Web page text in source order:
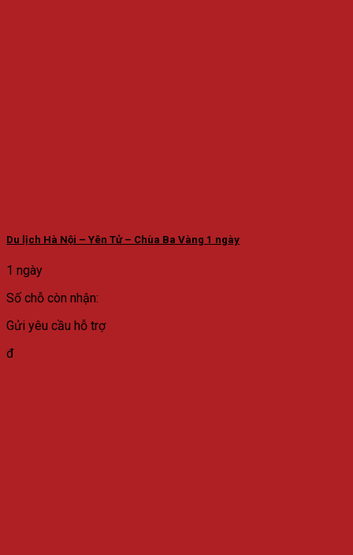
Du lịch Hà Nội – Yên Tử – Chùa Ba Vàng 1 ngày
1 ngày
Số chỗ còn nhận:
Gửi yêu cầu hỗ trợ
đ